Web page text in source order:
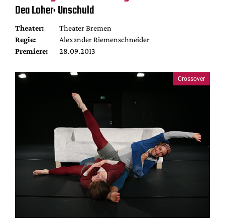
Dea Loher: Unschuld
Theater:
Theater Bremen
Regie:
Alexander Riemenschneider
Premiere:
28.09.2013
Crossover